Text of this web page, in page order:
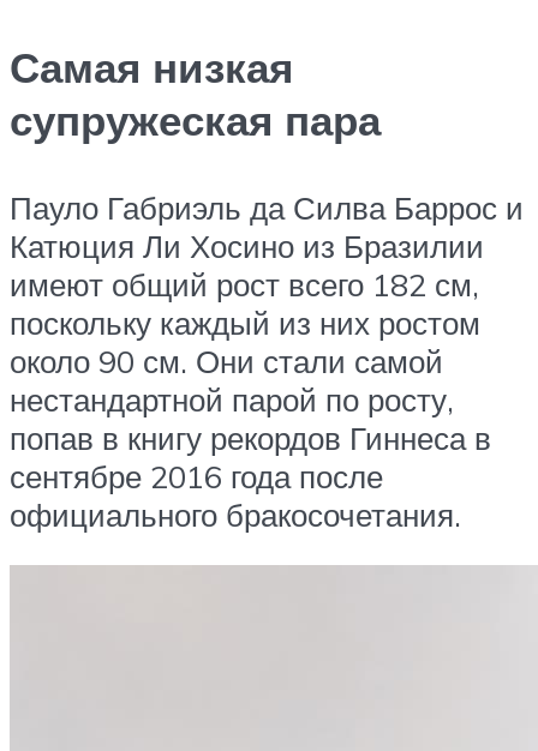
Самая низкая
супружеская пара
Пауло Габриэль да Силва Баррос и
Катюция Ли Хосино из Бразилии
имеют общий рост всего 182 см,
поскольку каждый из них ростом
около 90 см. Они стали самой
нестандартной парой по росту,
попав в книгу рекордов Гиннеса в
сентябре 2016 года после
официального бракосочетания.